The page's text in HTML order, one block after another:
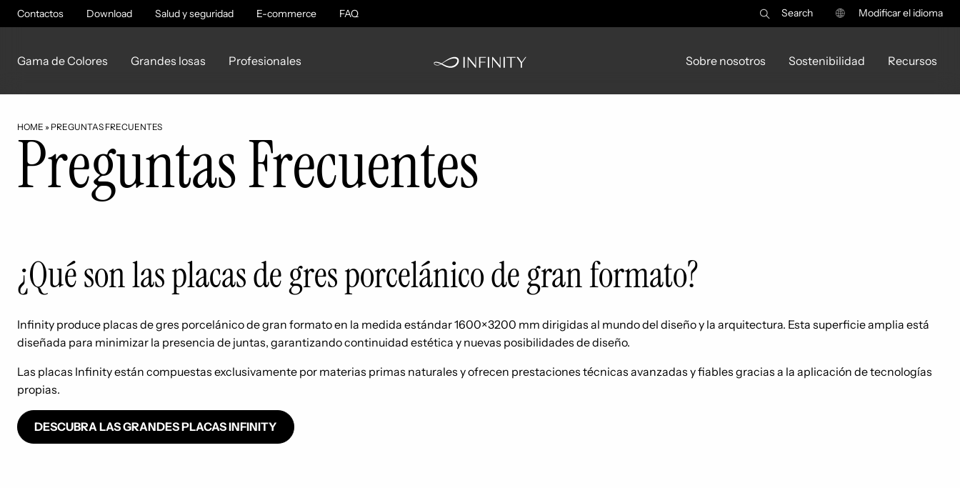
Contactos Download Salud y seguridad E-commerce FAQ Search Modificar el idioma
Gama de Colores Grandes losas Profesionales Sobre nosotros Sostenibilidad Recursos
HOME » PREGUNTAS FRECUENTES
Preguntas Frecuentes
¿Qué son las placas de gres porcelánico de gran formato?
Infinity produce placas de gres porcelánico de gran formato en la medida estándar 1600×3200 mm dirigidas al mundo del diseño y la arquitectura. Esta superficie amplia está
diseñada para minimizar la presencia de juntas, garantizando continuidad estética y nuevas posibilidades de diseño.
Las placas Infinity están compuestas exclusivamente por materias primas naturales y ofrecen prestaciones técnicas avanzadas y fiables gracias a la aplicación de tecnologías
propias.
DESCUBRA LAS GRANDES PLACAS INFINITY